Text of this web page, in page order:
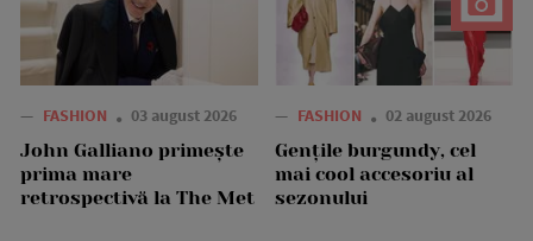
— FASHION 03 august 2026
John Galliano primește
prima mare
retrospectivă la The Met
— FASHION 02 august 2026
Gențile burgundy, cel
mai cool accesoriu al
sezonului